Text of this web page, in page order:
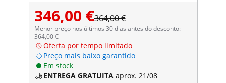
346,00 €364,00 €
Menor preço nos últimos 30 dias antes do desconto:
364,00 €
Oferta por tempo limitado
Preço mais baixo garantido
Em stock
ENTREGA GRATUITA aprox. 21/08